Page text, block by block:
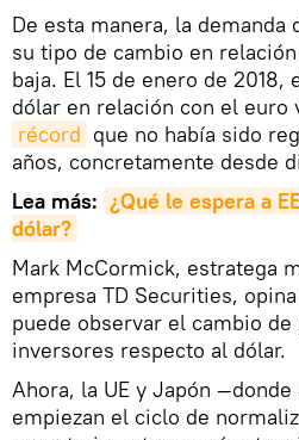
De esta manera, la
su tipo de cambio en
baja. El 15 de enero de
dólar en relación con el euro
récord que no había sido
años, concretamente desde
Lea más: ¿Qué le espera a
dólar?
Mark McCormick, estratega
empresa TD Securities,
puede observar el cambio
inversores respecto al dólar.
Ahora, la UE y Japón
empiezan el ciclo de